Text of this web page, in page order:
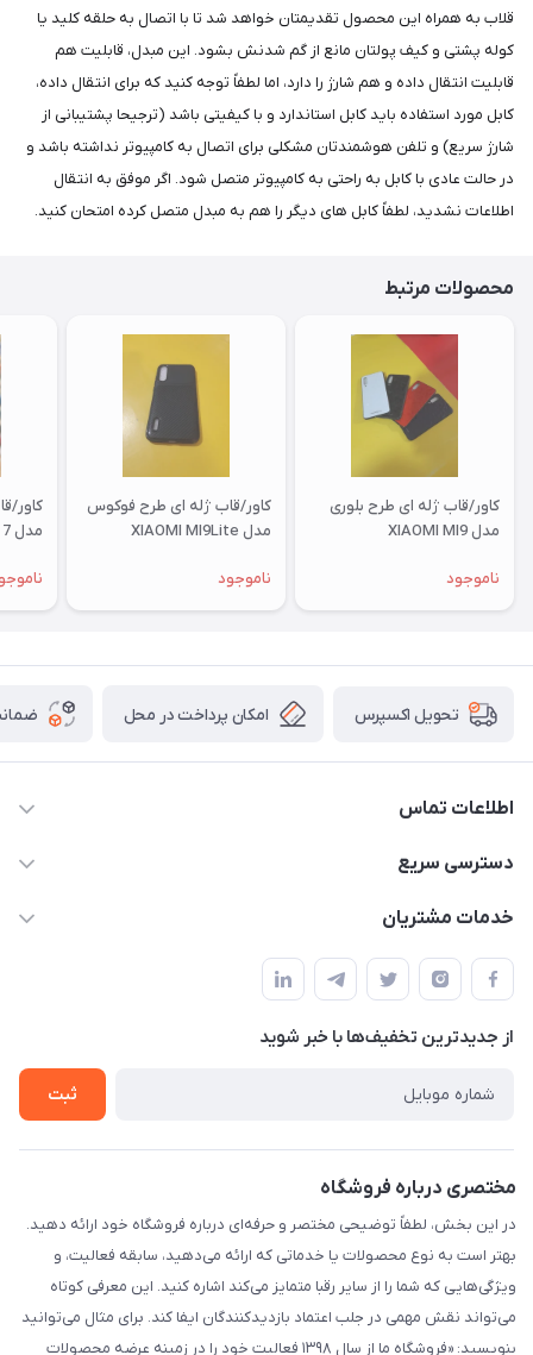
قلاب به همراه این محصول تقدیمتان خواهد شد تا با اتصال به حلقه کلید یا
کوله پشتی و کیف پولتان مانع از گم شدنش بشود. این مبدل، قابلیت هم
قابلیت انتقال داده و هم شارژ را دارد، اما لطفاً توجه کنید که برای انتقال داده،
کابل مورد استفاده باید کابل استاندارد و با کیفیتی باشد (ترجیحا پشتیبانی از
شارژ سریع) و تلفن هوشمندتان مشکلی برای اتصال به کامپیوتر نداشته باشد و
در حالت عادی با کابل به راحتی به کامپیوتر متصل شود. اگر موفق به انتقال
اطلاعات نشدید، لطفاً کابل های دیگر را هم به مبدل متصل کرده امتحان کنید.
محصولات مرتبط
کاور/قاب ژله ای طرح بلوری
مدل XIAOMI MI9
ناموجود
کاور/قاب ژله ای طرح فوکوس
مدل XIAOMI MI9Lite
ناموجود
کاور/
مدل XIAOMI RM 7
تحویل اکسپرس امکان پرداخت در محل
اطلاعات تماس
09332394024-09120346631
دسترسی سریع
حساب کاربری
لیست محصولات
درباره ما
خدمات مشتریان
قوانین و مقررات
حریم خصوصی
راهنما
از جدید‌ترین تخفیف‌ها با‌ خبر شوید
ثبت
مختصری درباره فروشگاه
در این بخش، لطفاً توضیحی مختصر و حرفه‌ای درباره فروشگاه خود ارائه دهید.
بهتر است به نوع محصولات یا خدماتی که ارائه می‌دهید، سابقه فعالیت، و
ویژگی‌هایی که شما را از سایر رقبا متمایز می‌کند اشاره کنید. این معرفی کوتاه
می‌تواند نقش مهمی در جلب اعتماد بازدیدکنندگان ایفا کند. برای مثال می‌توانید
بنویسید: «فروشگاه ما از سال ۱۳۹۸ فعالیت خود را در زمینه عرضه محصولات